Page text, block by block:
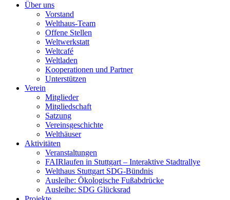
Über uns
Vorstand
Welthaus-Team
Offene Stellen
Weltwerkstatt
Weltcafé
Weltladen
Kooperationen und Partner
Unterstützen
Verein
Mitglieder
Mitgliedschaft
Satzung
Vereinsgeschichte
Welthäuser
Aktivitäten
Veranstaltungen
FAIRlaufen in Stuttgart – Interaktive Stadtrallye
Welthaus Stuttgart SDG-Bündnis
Ausleihe: Ökologische Fußabdrücke
Ausleihe: SDG Glücksrad